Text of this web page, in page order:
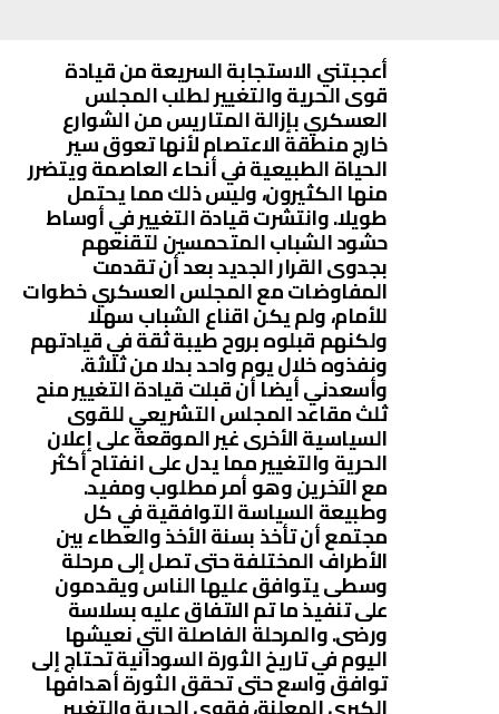
أعجبتني الاستجابة السريعة من قيادة
قوى الحرية والتغيير لطلب المجلس
العسكري بإزالة المتاريس من الشوارع
خارج منطقة الاعتصام لأنها تعوق سير
الحياة الطبيعية في أنحاء العاصمة ويتضرر
منها الكثيرون، وليس ذلك مما يحتمل
طويلا. وانتشرت قيادة التغيير في أوساط
حشود الشباب المتحمسين لتقنعهم
بجدوى القرار الجديد بعد أن تقدمت
المفاوضات مع المجلس العسكري خطوات
للأمام، ولم يكن اقناع الشباب سهلا
ولكنهم قبلوه بروح طيبة ثقة في قيادتهم
ونفذوه خلال يوم واحد بدلا من ثلاثة.
وأسعدني أيضا أن قبلت قيادة التغيير منح
ثلث مقاعد المجلس التشريعي للقوى
السياسية الأخرى غير الموقعة على إعلان
الحرية والتغيير مما يدل على انفتاح أكثر
مع الآخرين وهو أمر مطلوب ومفيد.
وطبيعة السياسة التوافقية في كل
مجتمع أن تأخذ بسنة الأخذ والعطاء بين
الأطراف المختلفة حتى تصل إلى مرحلة
وسطى يتوافق عليها الناس ويقدمون
على تنفيذ ما تم الاتفاق عليه بسلاسة
ورضى. والمرحلة الفاصلة التي نعيشها
اليوم في تاريخ الثورة السودانية تحتاج إلى
توافق واسع حتى تحقق الثورة أهدافها